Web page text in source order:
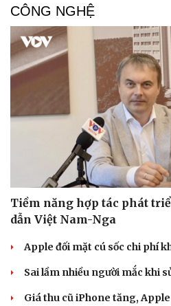
CÔNG NGHỆ
Tiềm năng hợp tác phát
dẫn Việt Nam-Nga
Apple đối mặt cú sốc chi phí
Sai lầm nhiều người mắc khi
Giá thu cũ iPhone tăng,